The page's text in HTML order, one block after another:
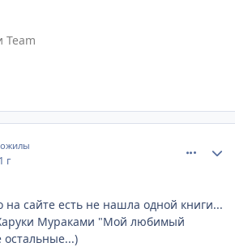
Team
г
на сайте есть не нашла одной книги...
Мураками "Мой любимый
остальные...)